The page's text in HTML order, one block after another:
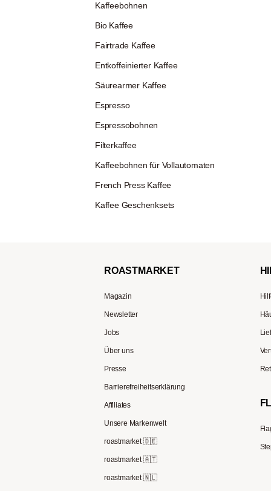
Kaffeebohnen
Bio Kaffee
Fairtrade Kaffee
Entkoffeinierter Kaffee
Säurearmer Kaffee
Espresso
Espressobohnen
Filterkaffee
Kaffeebohnen für Vollautomaten
French Press Kaffee
Kaffee Geschenksets
ROASTMARKET
Magazin
Newsletter
Jobs
Über uns
Presse
Barrierefreiheitserklärung
Affiliates
Unsere Markenwelt
roastmarket 🇩🇪
roastmarket 🇦🇹
roastmarket 🇳🇱